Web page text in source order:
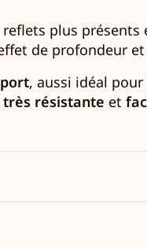
plus présents
de profondeur
, aussi idéal pour
très résistante et